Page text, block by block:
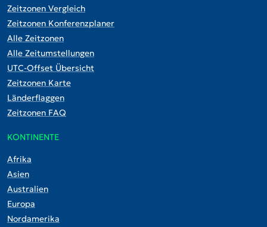
Zeitzonen Vergleich
Zeitzonen Konferenzplaner
Alle Zeitzonen
Alle Zeitumstellungen
UTC-Offset Übersicht
Zeitzonen Karte
Länderflaggen
Zeitzonen FAQ
KONTINENTE
Afrika
Asien
Australien
Europa
Nordamerika